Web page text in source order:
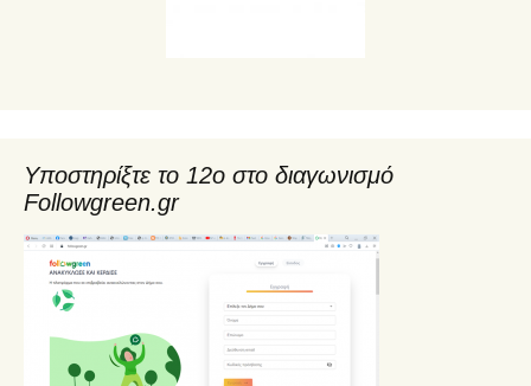
Υποστηρίξτε το 12ο στο διαγωνισμό
Followgreen.gr